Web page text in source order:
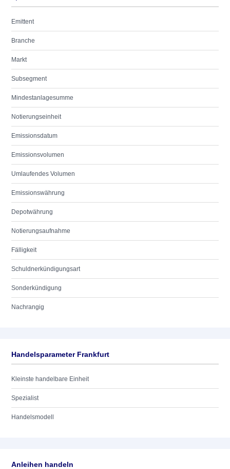
Emittent
Branche
Markt
Subsegment
Mindestanlagesumme
Notierungseinheit
Emissionsdatum
Emissionsvolumen
Umlaufendes Volumen
Emissionswährung
Depotwährung
Notierungsaufnahme
Fälligkeit
Schuldnerkündigungsart
Sonderkündigung
Nachrangig
Handelsparameter Frankfurt
Kleinste handelbare Einheit
Spezialist
Handelsmodell
Anleihen handeln